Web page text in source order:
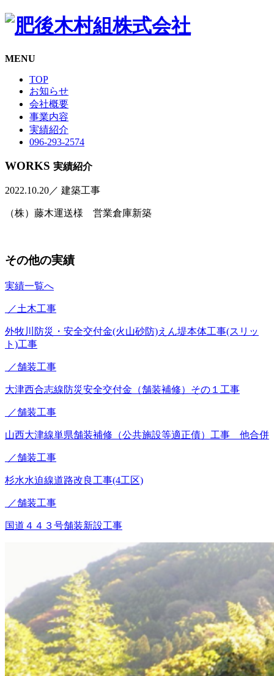
MENU
TOP
お知らせ
会社概要
事業内容
実績紹介
096-293-2574
WORKS 実績紹介
2022.10.20／ 建築工事
（株）藤木運送様 営業倉庫新築
その他の実績
実績一覧へ
／土木工事
外牧川防災・安全交付金(火山砂防)えん堤本体工事(スリッ
ト)工事
／舗装工事
大津西合志線防災安全交付金（舗装補修）その１工事
／舗装工事
山西大津線単県舗装補修（公共施設等適正債）工事 他合併
／舗装工事
杉水水迫線道路改良工事(4工区)
／舗装工事
国道４４３号舗装新設工事